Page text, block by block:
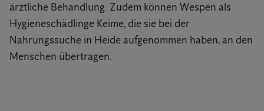
ärztliche Behandlung. Zudem können Wespen als
Hygieneschädlinge Keime, die sie bei der
Nahrungssuche in Heide aufgenommen haben, an den
Menschen übertragen.